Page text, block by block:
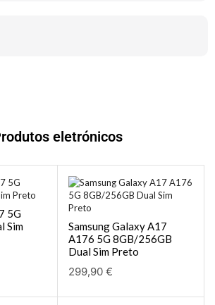
eletrónicos
5G
Sim
Samsung Galaxy A17
A176 5G 8GB/256GB
Dual Sim Preto
299,90 €